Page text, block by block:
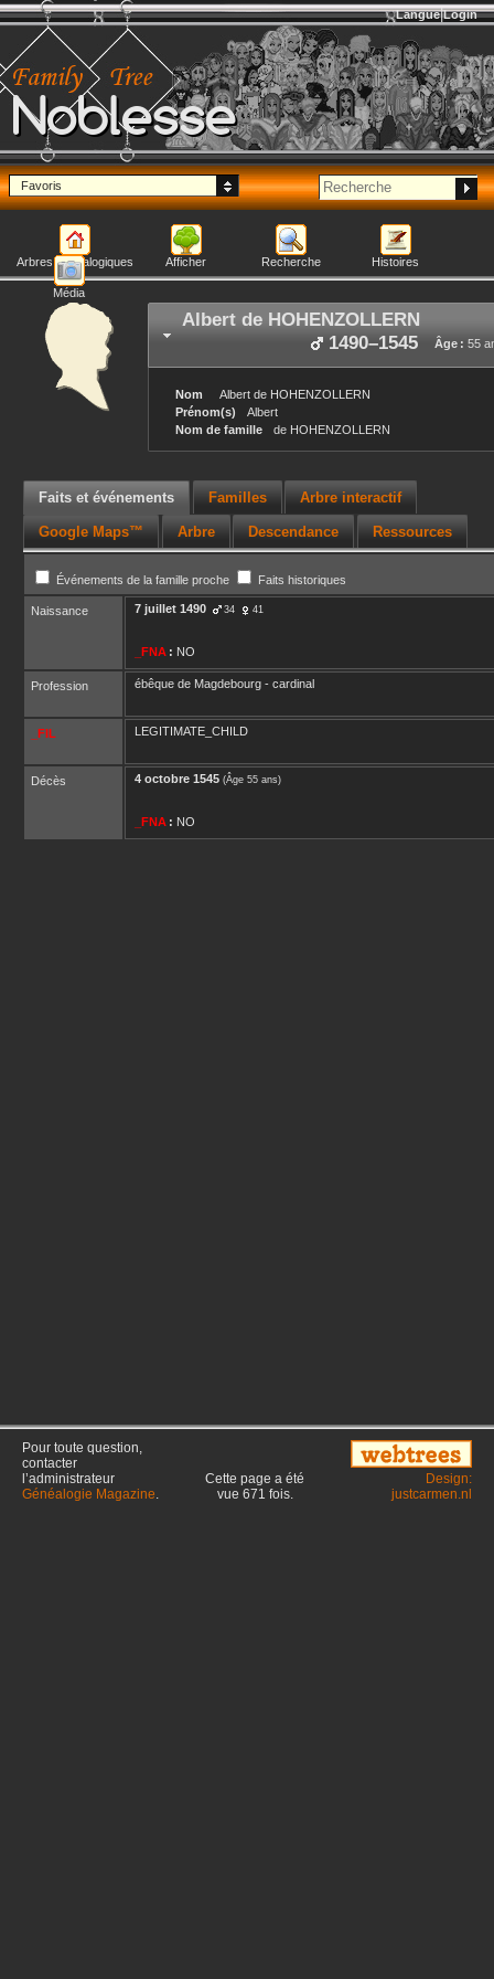
Noblesse
Langue Login
Favoris
Arbres généalogiques Afficher Recherche Histoires
Média
Albert de HOHENZOLLERN
Âge : 55
1490–1545
Nom Albert de HOHENZOLLERN
Prénom(s)
Albert
Nom de famille
de HOHENZOLLERN
Faits et événements Familles Arbre interactif
Google Maps™ Arbre Descendance Ressources
Événements de la famille proche Faits historiques
Naissance 7 juillet 1490 34 41
_FNA : NO
Profession ébêque de Magdebourg - cardinal
_FIL LEGITIMATE_CHILD
Décès 4 octobre 1545 (Âge 55 ans)
_FNA : NO
Pour toute question,
contacter
l’administrateur
Généalogie Magazine.
Cette page a été
vue 671 fois.
Design:
justcarmen.nl